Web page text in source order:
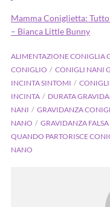
Mamma Coniglietta:
– Bianca Little Bunny
ALIMENTAZIONE CONIGLIA
CONIGLIO
CONIGLI NANI
INCINTA SINTOMI
INCINTA
DURATA
NANI
GRAVIDANZA
NANO
GRAVIDANZA
QUANDO PARTORISCE
NANO